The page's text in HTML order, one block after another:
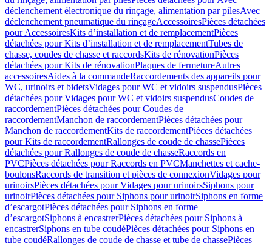
déclenchement électronique du rinçage, alimentation par pilesAvec
déclenchement pneumatique du rinçageAccessoiresPièces détachées
pour AccessoiresKits d’installation et de remplacementPièces
détachées pour Kits d’installation et de remplacementTubes de
chasse, coudes de chasse et raccordsKits de rénovationPièces
détachées pour Kits de rénovationPlaques de fermetureAutres
accessoiresAides à la commandeRaccordements des appareils pour
WC, urinoirs et bidetsVidages pour WC et vidoirs suspendusPièces
détachées pour Vidages pour WC et vidoirs suspendusCoudes de
raccordementPièces détachées pour Coudes de
raccordementManchon de raccordementPièces détachées pour
Manchon de raccordementKits de raccordementPièces détachées
pour Kits de raccordementRallonges de coude de chassePièces
détachées pour Rallonges de coude de chasseRaccords en
PVCPièces détachées pour Raccords en PVCManchettes et cache-
boulonsRaccords de transition et pièces de connexionVidages pour
urinoirsPièces détachées pour Vidages pour urinoirsSiphons pour
urinoirPièces détachées pour Siphons pour urinoirSiphons en forme
d’escargotPièces détachées pour Siphons en forme
d’escargotSiphons à encastrerPièces détachées pour Siphons à
encastrerSiphons en tube coudéPièces détachées pour Siphons en
tube coudéRallonges de coude de chasse et tube de chassePièces